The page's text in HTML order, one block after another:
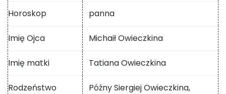
Horoskop panna
Imię Ojca Michaił Owieczkina
Imię matki Tatiana Owieczkina
Rodzeństwo Późny Siergiej Owieczkina,